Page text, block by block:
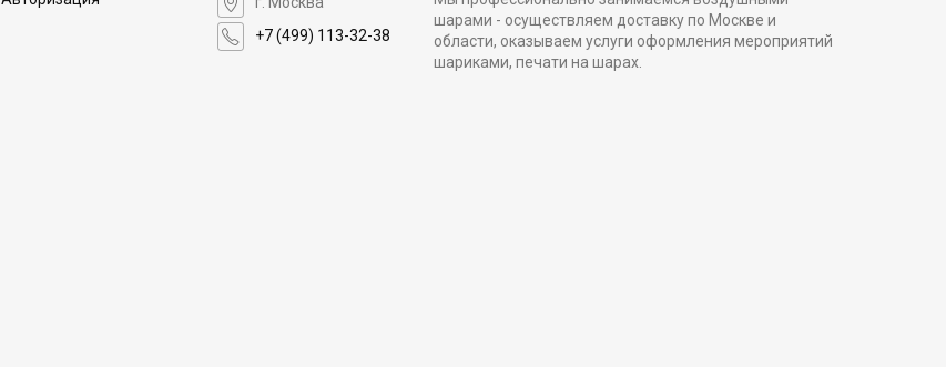
+7 (499) 113-32-38
шарами - осуществляем доставку по Москве и
области, оказываем услуги оформления мероприятий
шариками, печати на шарах.